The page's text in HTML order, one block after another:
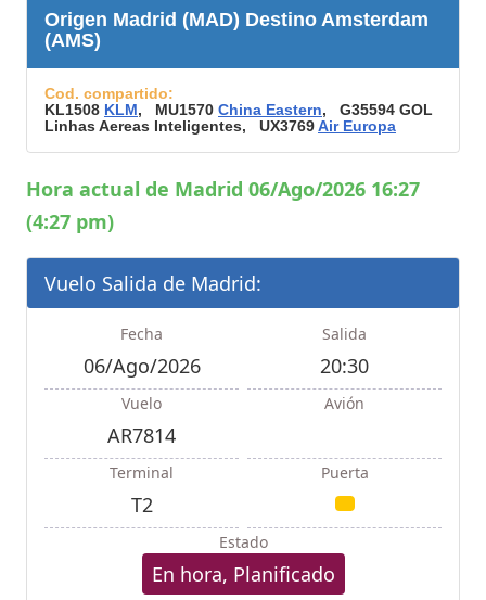
Origen Madrid (MAD) Destino Amsterdam
(AMS)
Cod. compartido:
KL1508 KLM, MU1570 China Eastern, G35594 GOL
Linhas Aereas Inteligentes, UX3769Air Europa
Hora actual de Madrid 06/Ago/2026 16:27
(4:27 pm)
Vuelo Salida de Madrid:
Fecha
06/Ago/2026
Salida
20:30
Vuelo
AR7814
Avión
Terminal
T2
Puerta
Estado
En hora, Planificado